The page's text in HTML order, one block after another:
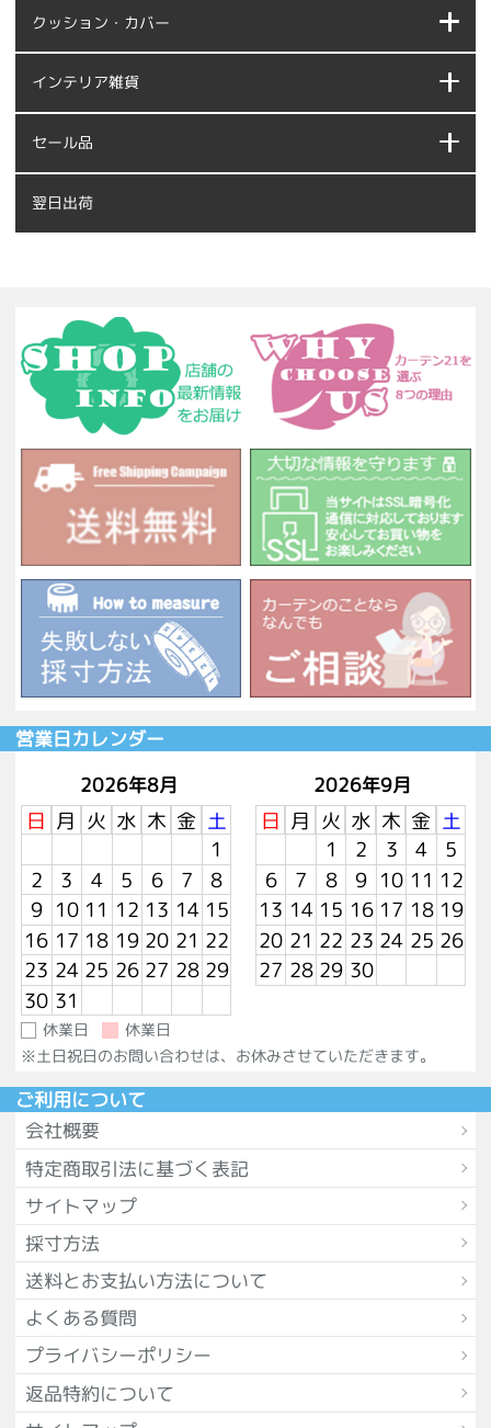
クッション・カバー
インテリア雑貨
セール品
翌日出荷
営業日カレンダー
2026年8月
日 月 火 水 木 金 土
1
2
3 4 5 6 7
8
9 10 11 12 13 14 15
16 17 18 19 20 21 22
23 24 25 26 27 28 29
30 31
2026年9月
日 月 火 水 木 金 土
1
2 3 4
5
6
7 8 9 10 11 12
13 14 15 16 17 18 19
20 21 22 23 24 25 26
27 28 29 30
休業日
休業日
※土日祝日のお問い合わせは、お休みさせていただきます。
ご利用について
会社概要
特定商取引法に基づく表記
サイトマップ
採寸方法
送料とお支払い方法について
よくある質問
プライバシーポリシー
返品特約について